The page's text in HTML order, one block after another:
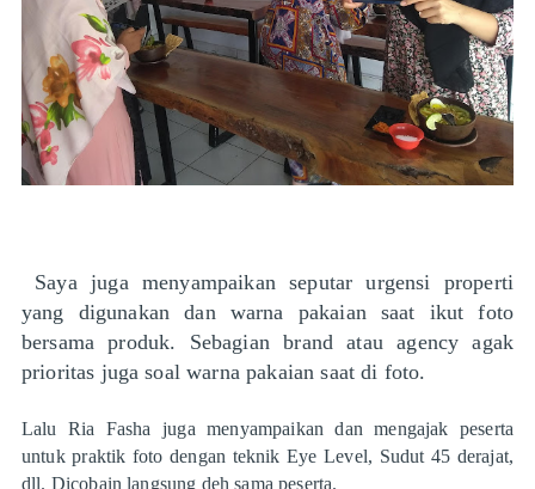
Saya juga menyampaikan seputar urgensi properti
yang digunakan dan warna pakaian saat ikut foto
bersama produk. Sebagian brand atau agency agak
prioritas juga soal warna pakaian saat di foto.
Lalu Ria Fasha juga menyampaikan dan mengajak peserta
untuk praktik foto dengan teknik Eye Level, Sudut 45 derajat,
dll. Dicobain langsung deh sama peserta.